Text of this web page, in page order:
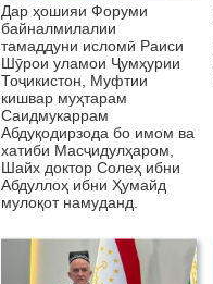
Дар ҳошияи Форуми
байналмилалии
тамаддуни исломӣ Раиси
Шӯрои уламои Ҷумҳурии
Тоҷикистон, Муфтии
кишвар муҳтарам
Саидмукаррам
Абдуқодирзода бо имом ва
хатиби Масҷидулҳаром,
Шайх доктор Солеҳ ибни
Абдуллоҳ ибни Ҳумайд
мулоқот намуданд.